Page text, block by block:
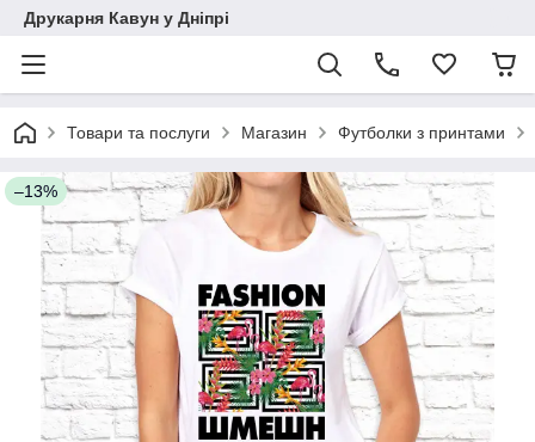
Друкарня Кавун у Дніпрі
Товари та послуги Магазин Футболки з принтами
–13%